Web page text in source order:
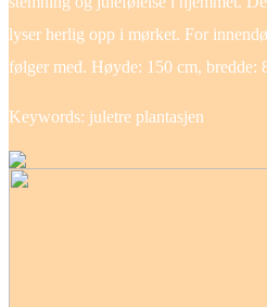
lyser herlig opp i mørket. For
følger med. Høyde: 150 cm, bredde:
Keywords: juletre plantasjen